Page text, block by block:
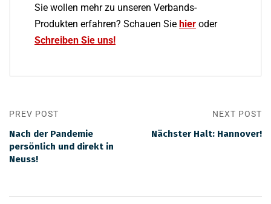
Sie wollen mehr zu unseren Verbands-
Produkten erfahren? Schauen Sie hier oder
Schreiben Sie uns!
PREV POST
Nach der Pandemie
persönlich und direkt in
Neuss!
NEXT POST
Nächster Halt: Hannover!